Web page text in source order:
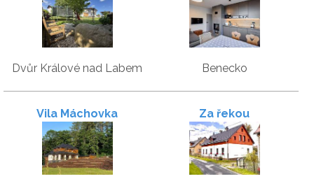
Dvůr Králové nad Labem Benecko
Vila Máchovka Za řekou